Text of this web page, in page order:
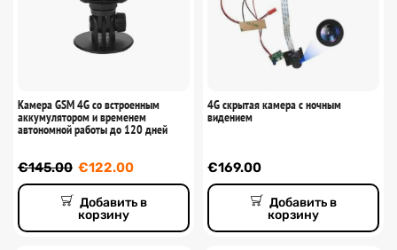
Камера GSM 4G со встроенным
аккумулятором и временем
автономной работы до 120 дней
€145.00 €122.00
Добавить в
корзину
4G скрытая камера с ночным
видением
€169.00
Добавить в
корзину